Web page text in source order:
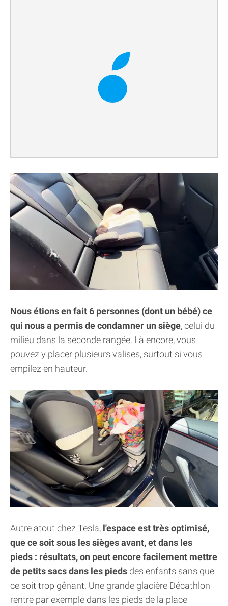
Nous étions en fait 6 personnes (dont un bébé) ce
qui nous a permis de condamner un siège, celui du
milieu dans la seconde rangée. Là encore, vous
pouvez y placer plusieurs valises, surtout si vous
empilez en hauteur.
Autre atout chez Tesla, l'espace est très optimisé,
que ce soit sous les sièges avant, et dans les
pieds : résultats, on peut encore facilement mettre
de petits sacs dans les pieds des enfants sans que
ce soit trop gênant. Une grande glacière Décathlon
rentre par exemple dans les pieds de la place